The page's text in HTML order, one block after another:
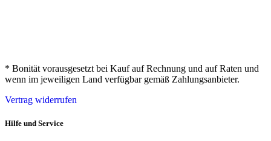
* Bonität vorausgesetzt bei Kauf auf Rechnung und auf Raten und
wenn im jeweiligen Land verfügbar gemäß Zahlungsanbieter.
Vertrag widerrufen
Hilfe und Service